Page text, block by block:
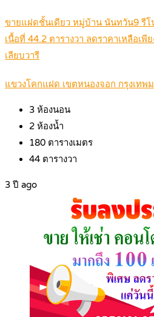
ขายแฝดชั้นเดียว หมู่บ้าน นันทวัน9 รีโ
เนื้อที่ 44.2 ตารางวา ลดราคาเหลือเ
เลียบวารี
แขวงโคกแฝด เขตหนองจอก กรุงเทพ
3 ห้องนอน
2 ห้องน้ำ
180 ตารางเมตร
44 ตารางวา
3 ปี ago